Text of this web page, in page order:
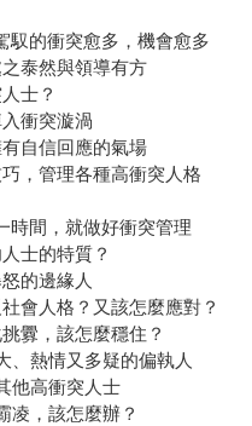
馭的衝突愈多，機會愈多
泰然與領導有方
士？
衝突漩渦
自信回應的氣場
，管理各種高衝突人格
時間，就做好衝突管理
士的特質？
的邊緣人
會人格？又該怎麼應對？
釁，該怎麼穩住？
、熱情又多疑的偏執人
他高衝突人士
凌，該怎麼辦？